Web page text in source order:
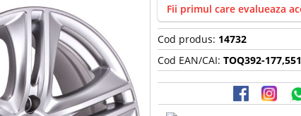
Fii primul care evalueaza
Cod produs: 14732
Cod EAN/CAI:TOQ392-